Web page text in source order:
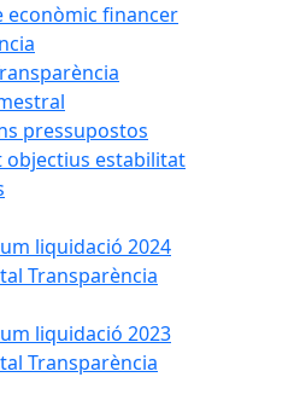
econòmic financer
pressupostos
objectius estabilitat
liquidació 2024
Transparència
liquidació 2023
Transparència